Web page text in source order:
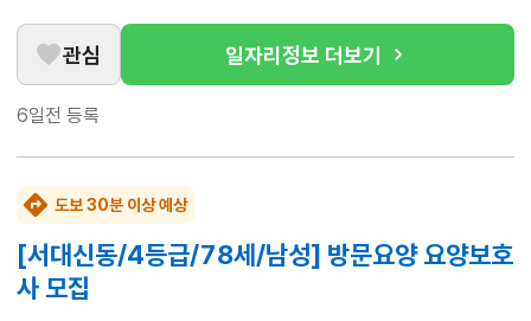
관심 일자리정보 더보기
6일전 등록
도보 30분 이상 예상
[서대신동/4등급/78세/남성] 방문요양 요양보호
사 모집